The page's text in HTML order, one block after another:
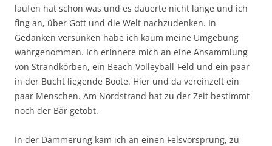
laufen hat schon was und es dauerte nicht lange und ich
fing an, über Gott und die Welt nachzudenken. In
Gedanken versunken habe ich kaum meine Umgebung
wahrgenommen. Ich erinnere mich an eine Ansammlung
von Strandkörben, ein Beach-Volleyball-Feld und ein paar
in der Bucht liegende Boote. Hier und da vereinzelt ein
paar Menschen. Am Nordstrand hat zu der Zeit bestimmt
noch der Bär getobt.
In der Dämmerung kam ich an einen Felsvorsprung, zu